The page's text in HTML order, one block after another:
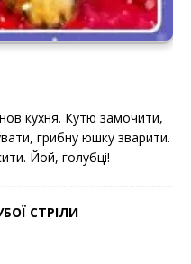
кухня. Кутю замочити,
грибну юшку зварити.
Йой, голубці!
СТРІЛИ